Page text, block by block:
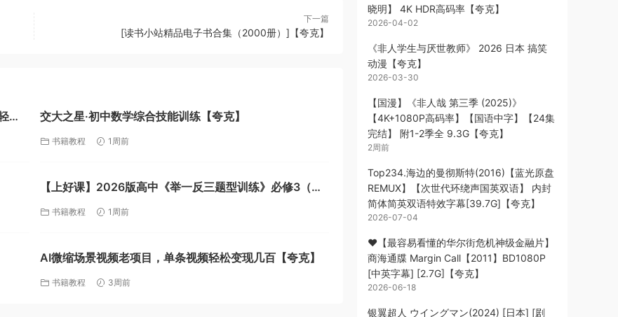
下一篇
[读书小站精品电子书合集（2000册）]【夸克】
松
交大之星·初中数学综合技能训练【夸克】
书籍教程 1周前
【上好课】2026版高中《举一反三题型训练》必修3（物
理）解析版+学生版（人教）【夸克】
书籍教程 1周前
AI微缩场景视频老项目，单条视频轻松变现几百【夸克】
书籍教程 3周前
晓明】 4K HDR高码率【夸克】
2026-04-02
《非人学生与厌世教师》 2026 日本 搞笑
动漫【夸克】
2026-03-30
【国漫】《非人哉 第三季 (2025)》
【4K+1080P高码率】【国语中字】【24集
完结】 附1-2季全 9.3G【夸克】
2周前
Top234.海边的曼彻斯特(2016)【蓝光原盘
REMUX】【次世代环绕声国英双语】 内封
简体简英双语特效字幕[39.7G]【夸克】
2026-07-04
❤️【最容易看懂的华尔街危机神级金融片】
商海通牒 Margin Call【2011】BD1080P
[中英字幕] [2.7G]【夸克】
2026-06-18
银翼超人 ウイングマン(2024) [日本] [剧